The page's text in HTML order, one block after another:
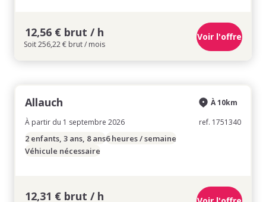
12,56 € brut / h
Soit 256,22 € brut / mois
Voir l'offre
Allauch
À partir du 1 septembre 2026
À 10km
ref. 1751340
2 enfants, 3 ans, 8 ans6 heures / semaine
Véhicule nécessaire
12,31 € brut / h